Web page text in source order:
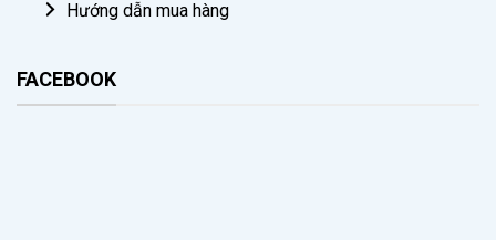
Hướng dẫn mua hàng
FACEBOOK